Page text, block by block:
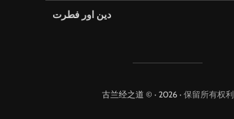
دین اور فطرت
古兰经之道 © · 2026 · 保留所有权利